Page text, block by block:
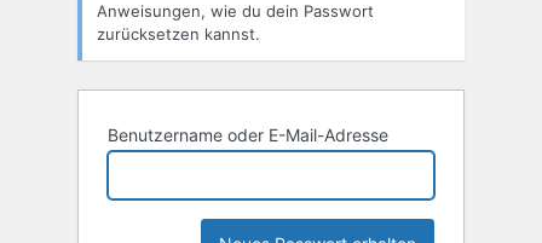
Anweisungen, wie du dein Passwort
zurücksetzen kannst.
Benutzername oder E-Mail-Adresse